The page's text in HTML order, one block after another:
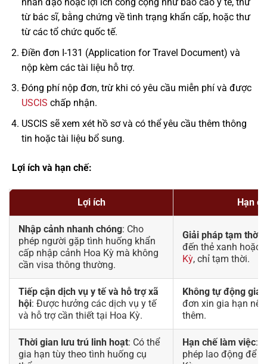
từ bác sĩ, bằng chứng về tình trạng khẩn cấp, hoặc thư
từ các tổ chức quốc tế.
Điền đơn I-131 (Application for Travel Document) và
nộp kèm các tài liệu hỗ trợ.
Đóng phí nộp đơn, trừ khi có yêu cầu miễn phí và được
USCIS chấp nhận.
USCIS sẽ xem xét hồ sơ và có thể yêu cầu thêm thông
tin hoặc tài liệu bổ sung.
Lợi ích và hạn chế:
Lợi ích Hạn
Nhập cảnh nhanh chóng: Cho
phép người gặp tình huống khẩn
cấp nhập cảnh Hoa Kỳ mà không
cần visa thông thường.
Giải pháp tạm thời
đến thẻ xanh hoặc
Kỳ, chỉ tạm thời.
Tiếp cận dịch vụ y tế và hỗ trợ xã
hội: Được hưởng các dịch vụ y tế
và hỗ trợ cần thiết tại Hoa Kỳ.
Không tự động gia
đơn xin gia hạn
thêm.
Thời gian lưu trú linh hoạt: Có thể
gia hạn tùy theo tình huống cụ
Hạn chế làm việc:
phép lao động để